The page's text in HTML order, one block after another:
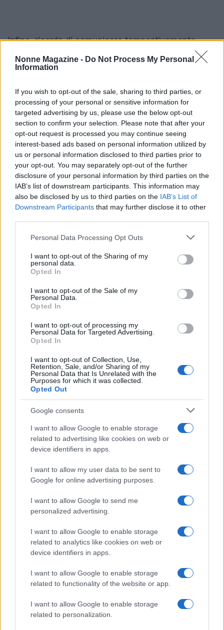
Nonne Magazine - Do Not Process My Personal
Information
If you wish to opt-out of the sale, sharing to third parties, or
processing of your personal or sensitive information for
targeted advertising by us, please use the below opt-out
section to confirm your selection. Please note that after your
opt-out request is processed you may continue seeing
interest-based ads based on personal information utilized by
us or personal information disclosed to third parties prior to
your opt-out. You may separately opt-out of the further
disclosure of your personal information by third parties on the
IAB’s list of downstream participants. This information may
also be disclosed by us to third parties on the IAB’s List of
Downstream Participants that may further disclose it to other
Please note that this website/app uses one or more Google
not limited to your visit or usage behaviour. You may click to
grant or deny consent to Google and its third-party tags to
use your data for below specified purposes in below Google
consent section.
Personal Data Processing Opt Outs
I want to opt-out of the Sharing of my
personal data.
Opted In
I want to opt-out of the Sale of my
Personal Data.
Opted In
I want to opt-out of processing my
Personal Data for Targeted Advertising.
Opted In
I want to opt-out of Collection, Use,
Retention, Sale, and/or Sharing of my
Personal Data that Is Unrelated with the
Purposes for which it was collected.
Opted Out
Google consents
I want to allow Google to enable storage
related to advertising like cookies on web or
device identifiers in apps.
I want to allow my user data to be sent to
Google for online advertising purposes.
I want to allow Google to send me
personalized advertising.
I want to allow Google to enable storage
related to analytics like cookies on web or
device identifiers in apps.
I want to allow Google to enable storage
related to functionality of the website or app.
I want to allow Google to enable storage
related to personalization.
Infine, ricorda di comunicare tempestivamente
eventuali cambiamenti ai tuoi precedenti e nuovi
datori di lavoro. Questo è essenziale affinché
alla cancellazione e nuova iscrizione presso la
cassa di compensazione. In questo modo, eviterai
ritardi e problemi legati alla copertura assicurativa,
garantendo una transizione lavorativa fluida e
senza intoppi. Ti sei mai trovato in difficoltà a
causa di una comunicazione tardiva? La proattività
è la chiave!
AUTORE
AiAdhubMedia